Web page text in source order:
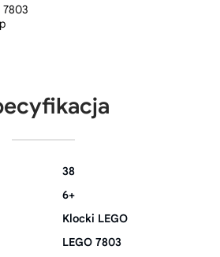
38
6+
Klocki LEGO
LEGO 7803